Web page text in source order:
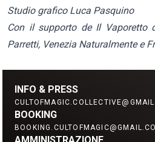
Studio grafico Luca Pasquino
Con il supporto de Il Vaporetto
Parretti, Venezia Naturalmente e
INFO & PRESS
BOOKING